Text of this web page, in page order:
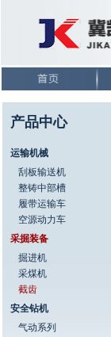
产品中心
运输机械
刮板输送机
整铸中部槽
履带运输车
空源动力车
采掘装备
掘进机
采煤机
截齿
安全钻机
气动系列